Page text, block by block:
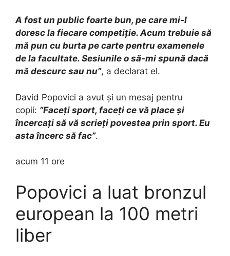
A fost un public foarte bun, pe care mi-l
doresc la fiecare competiție. Acum trebuie să
mă pun cu burta pe carte pentru examenele
de la facultate. Sesiunile o să-mi spună dacă
mă descurc sau nu”, a declarat el.
David Popovici a avut şi un mesaj pentru
copii: ”Faceți sport, faceți ce vă place și
încercați să vă scrieți povestea prin sport. Eu
asta încerc să fac”.
acum 11 ore
Popovici a luat bronzul
european la 100 metri
liber